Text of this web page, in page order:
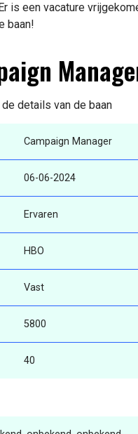
is een vacature
baan!
details van de baan
Campaign Manager
06-06-2024
Ervaren
HBO
Vast
5800
40